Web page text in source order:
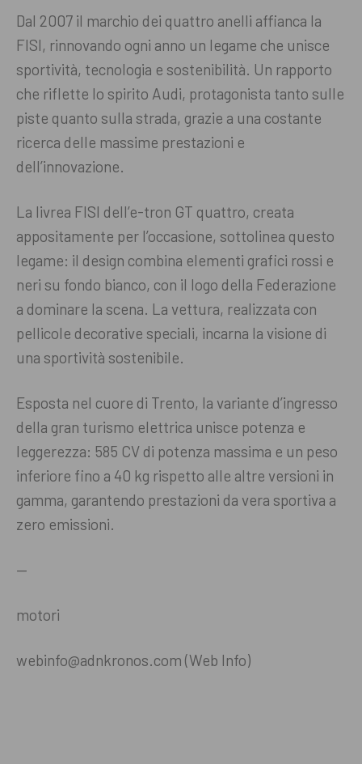
Dal 2007 il marchio dei quattro anelli affianca la
FISI, rinnovando ogni anno un legame che unisce
sportività, tecnologia e sostenibilità. Un rapporto
che riflette lo spirito Audi, protagonista tanto sulle
piste quanto sulla strada, grazie a una costante
ricerca delle massime prestazioni e
dell’innovazione.
La livrea FISI dell’e-tron GT quattro, creata
appositamente per l’occasione, sottolinea questo
legame: il design combina elementi grafici rossi e
neri su fondo bianco, con il logo della Federazione
a dominare la scena. La vettura, realizzata con
pellicole decorative speciali, incarna la visione di
una sportività sostenibile.
Esposta nel cuore di Trento, la variante d’ingresso
della gran turismo elettrica unisce potenza e
leggerezza: 585 CV di potenza massima e un peso
inferiore fino a 40 kg rispetto alle altre versioni in
gamma, garantendo prestazioni da vera sportiva a
zero emissioni.
—
motori
webinfo@adnkronos.com (Web Info)